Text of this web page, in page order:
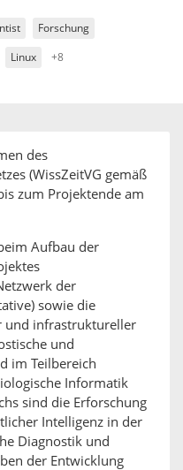
Forschung
Linux +8
des
(WissZeitVG gemäß
zum Projektende am
Aufbau der
der
sowie die
und infrastruktureller
und
im Teilbereich
Informatik
sind die Erforschung
Intelligenz in der
Diagnostik und
der Entwicklung